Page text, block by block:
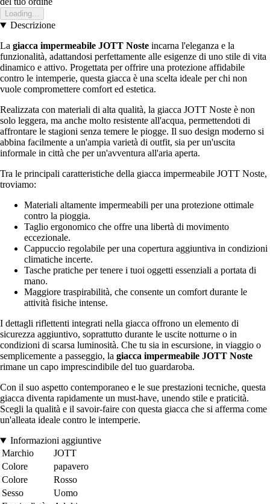
Loading...
Descrizione
La giacca impermeabile JOTT Noste incarna l'eleganza e la
funzionalità, adattandosi perfettamente alle esigenze di uno stile di vita
dinamico e attivo. Progettata per offrire una protezione affidabile
contro le intemperie, questa giacca è una scelta ideale per chi non
vuole compromettere comfort ed estetica.
Realizzata con materiali di alta qualità, la giacca JOTT Noste è non
solo leggera, ma anche molto resistente all'acqua, permettendoti di
affrontare le stagioni senza temere le piogge. Il suo design moderno si
abbina facilmente a un'ampia varietà di outfit, sia per un'uscita
informale in città che per un'avventura all'aria aperta.
Tra le principali caratteristiche della giacca impermeabile JOTT Noste,
troviamo:
Materiali altamente impermeabili per una protezione ottimale
contro la pioggia.
Taglio ergonomico che offre una libertà di movimento
eccezionale.
Cappuccio regolabile per una copertura aggiuntiva in condizioni
climatiche incerte.
Tasche pratiche per tenere i tuoi oggetti essenziali a portata di
mano.
Maggiore traspirabilità, che consente un comfort durante le
attività fisiche intense.
I dettagli riflettenti integrati nella giacca offrono un elemento di
sicurezza aggiuntivo, soprattutto durante le uscite notturne o in
condizioni di scarsa luminosità. Che tu sia in escursione, in viaggio o
semplicemente a passeggio, la giacca impermeabile JOTT Noste
rimane un capo imprescindibile del tuo guardaroba.
Con il suo aspetto contemporaneo e le sue prestazioni tecniche, questa
giacca diventa rapidamente un must-have, unendo stile e praticità.
Scegli la qualità e il savoir-faire con questa giacca che si afferma come
un'alleata ideale contro le intemperie.
Informazioni aggiuntive
Marchio
JOTT
Colore
papavero
Colore
Rosso
Sesso
Uomo